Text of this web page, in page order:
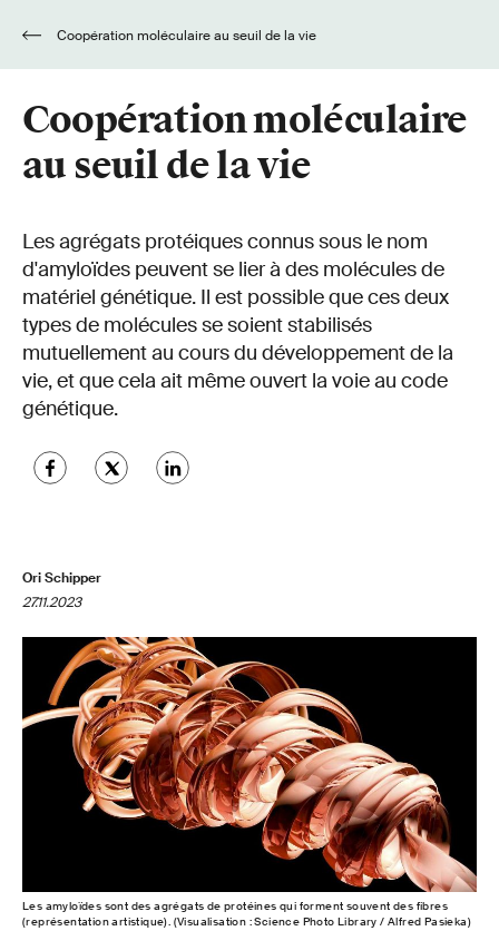
Coopération moléculaire au seuil de la vie
Coopération moléculaire
au seuil de la vie
Les agrégats protéiques connus sous le nom
d'amyloïdes peuvent se lier à des molécules de
matériel génétique. Il est possible que ces deux
types de molécules se soient stabilisés
mutuellement au cours du développement de la
vie, et que cela ait même ouvert la voie au code
génétique.
Ori Schipper
27.11.2023
Les amyloïdes sont des agrégats de protéines qui forment souvent des fibres
(représentation artistique). (Visualisation : Science Photo Library / Alfred Pasieka)